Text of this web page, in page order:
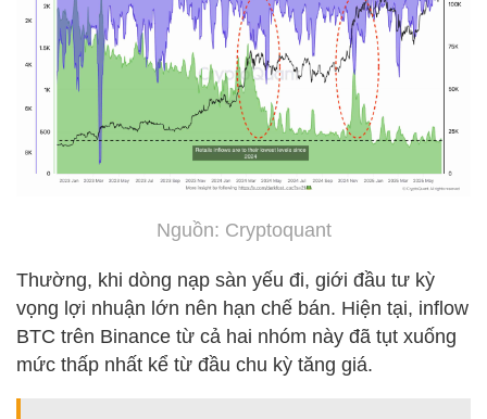
Nguồn: Cryptoquant
Thường, khi dòng nạp sàn yếu đi, giới đầu tư kỳ
vọng lợi nhuận lớn nên hạn chế bán. Hiện tại, inflow
BTC trên Binance từ cả hai nhóm này đã tụt xuống
mức thấp nhất kể từ đầu chu kỳ tăng giá.